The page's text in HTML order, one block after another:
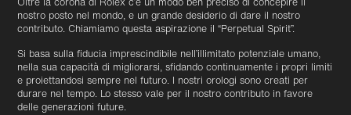
nostro posto nel mondo, e un grande desiderio di dare il nostro
contributo. Chiamiamo questa aspirazione il “Perpetual Spirit”.
Si basa sulla fiducia imprescindibile nell’illimitato potenziale umano,
nella sua capacità di migliorarsi, sfidando continuamente i propri limiti
e proiettandosi sempre nel futuro. I nostri orologi sono creati per
durare nel tempo. Lo stesso vale per il nostro contributo in favore
delle generazioni future.